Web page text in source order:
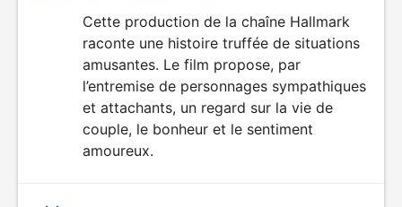
Cette production de la chaîne Hallmark
raconte une histoire truffée de situations
amusantes. Le film propose, par
l’entremise de personnages sympathiques
et attachants, un regard sur la vie de
couple, le bonheur et le sentiment
amoureux.